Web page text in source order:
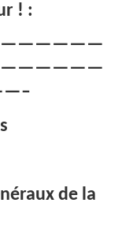
! :
de la